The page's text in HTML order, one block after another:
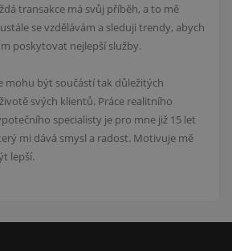
transakce má svůj příběh, a to mě
se vzdělávám a sleduji trendy, abych
poskytovat nejlepší služby.
mohu být součástí tak důležitých
svých klientů. Práce realitního
specialisty je pro mne již 15 let
mi dává smysl a radost. Motivuje mě
lepší.